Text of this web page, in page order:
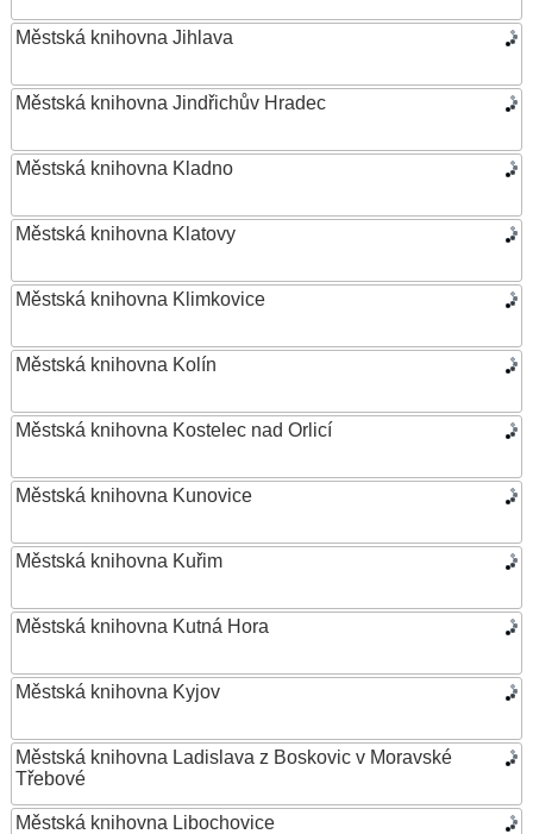
Městská knihovna Jihlava
Městská knihovna Jindřichův Hradec
Městská knihovna Kladno
Městská knihovna Klatovy
Městská knihovna Klimkovice
Městská knihovna Kolín
Městská knihovna Kostelec nad Orlicí
Městská knihovna Kunovice
Městská knihovna Kuřim
Městská knihovna Kutná Hora
Městská knihovna Kyjov
Městská knihovna Ladislava z Boskovic v Moravské
Třebové
Městská knihovna Libochovice